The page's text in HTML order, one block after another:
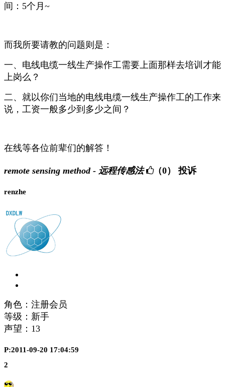
间：5个月~
而我所要请教的问题则是：
一、电线电缆一线生产操作工需要上面那样去培训才能
上岗么？
二、就以你们当地的电线电缆一线生产操作工的工作来
说，工资一般多少到多少之间？
在线等各位前辈们的解答！
remote sensing method - 远程传感法 （0） 投诉
renzhe
角色：注册会员
等级：新手
声望： 13
P:2011-09-20 17:04:59
2